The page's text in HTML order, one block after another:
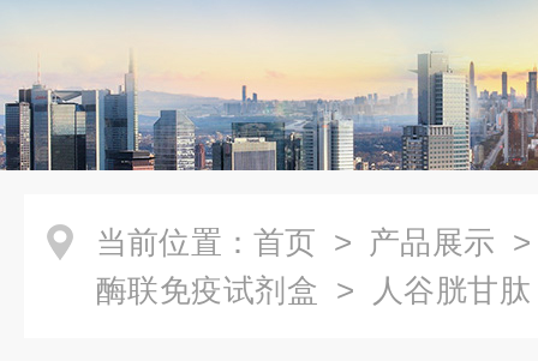
当前位置： 首页 > 产品展示
酶联免疫试剂盒 > 人谷胱甘肽